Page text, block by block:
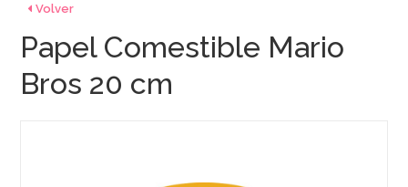
Volver
Papel Comestible Mario
Bros 20 cm